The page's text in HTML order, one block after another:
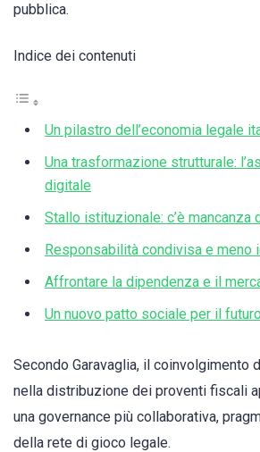
pubblica.
Indice dei contenuti
Un pilastro dell’economia legale
Una trasformazione strutturale:
digitale
Stallo istituzionale: c’è mancanza
Responsabilità condivisa e meno
Affrontare la dipendenza e il
Un nuovo patto sociale per il
Secondo Garavaglia, il coinvolgimento
nella distribuzione dei proventi fiscali
una governance più collaborativa,
della rete di gioco legale.